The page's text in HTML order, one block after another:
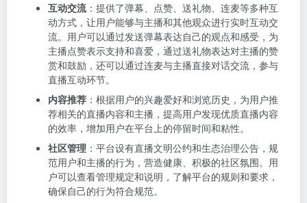
互动交流：提供了弹幕、点赞、送礼物、连麦等多种互
动方式，让用户能够与主播和其他观众进行实时互动交
流。用户可以通过发送弹幕表达自己的观点和感受，为
主播点赞表示支持和喜爱，通过送礼物表达对主播的赞
赏和鼓励，还可以通过连麦与主播直接对话交流，参与
直播互动环节。
内容推荐 ：根据用户的兴趣爱好和浏览历史，为用户推
荐相关的直播内容和主播，提高用户发现优质直播内容
的效率，增加用户在平台上的停留时间和粘性。
社区管理 ：平台设有直播文明公约和生态治理公告，规
范用户和主播的行为，营造健康、积极的社区氛围。用
户可以查看管理规定和说明，了解平台的规则和要求，
确保自己的行为符合规范。